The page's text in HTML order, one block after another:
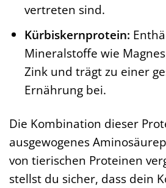
vertreten sind.
Kürbiskernprotein:
Mineralstoffe wie
Zink und trägt zu einer
Ernährung bei.
Die Kombination dieser
ausgewogenes
von tierischen Proteinen
stellst du sicher, dass dein